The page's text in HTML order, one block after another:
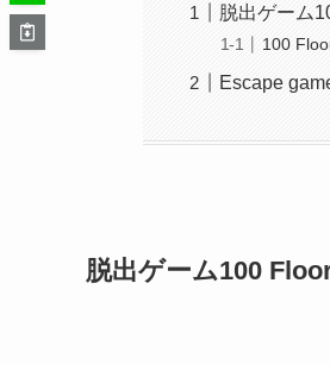
脱出ゲーム
100
Escape
脱出ゲーム100